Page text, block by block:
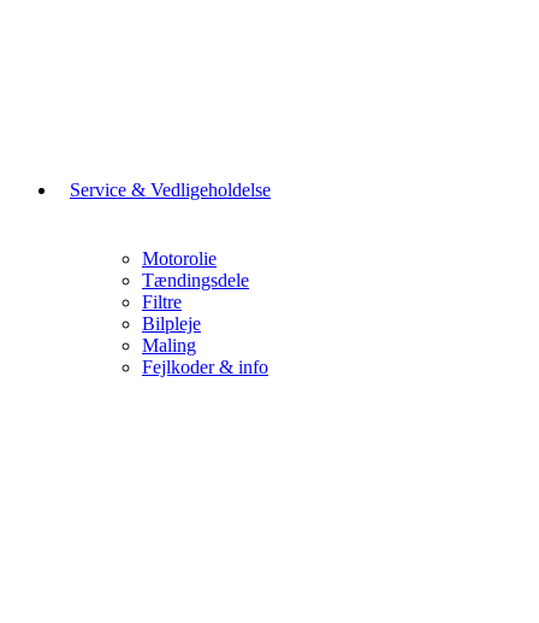
Service & Vedligeholdelse
Motorolie
Tændingsdele
Filtre
Bilpleje
Maling
Fejlkoder & info